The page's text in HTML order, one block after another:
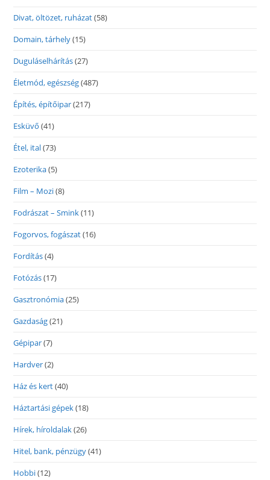
Divat, öltözet, ruházat(58)
Domain, tárhely(15)
Duguláselhárítás(27)
Életmód, egészség(487)
Építés, építőipar(217)
Esküvő (41)
Étel, ital(73)
Ezoterika(5)
Film – Mozi(8)
Fodrászat – Smink(11)
Fogorvos, fogászat(16)
Fordítás(4)
Fotózás(17)
Gasztronómia(25)
Gazdaság(21)
Gépipar(7)
Hardver(2)
Ház és kert(40)
Háztartási gépek(18)
Hírek, híroldalak(26)
Hitel, bank, pénzügy(41)
Hobbi(12)